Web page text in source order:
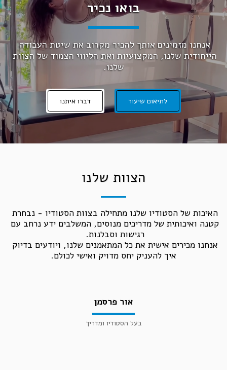
בואו נכיר
אנחנו מזמינים אותך להכיר מקרוב את שיטת העבודה
הייחודית שלנו, המקצועיות ואת הליווי הצמוד של הצוות
שלנו.
לתיאום שיעור דברו איתנו
הצוות שלנו
האיכות של הסטודיו שלנו מתחילה בצוות הסטודיו - נבחרת
קטנה ואיכותית של מדריכים מנוסים, המשלבים ידע נרחב עם
רגישות וסבלנות.
אנחנו מכירים אישית את כל המתאמנים שלנו, ויודעים בדיוק
איך להעניק יחס מדויק ואישי לכולם.
אור פרסמן
בעל הסטודיו ומדריך